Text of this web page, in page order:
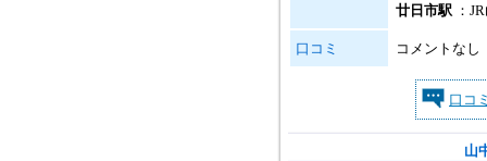
廿日市駅 ：
口コミ コメントなし
口コ
山